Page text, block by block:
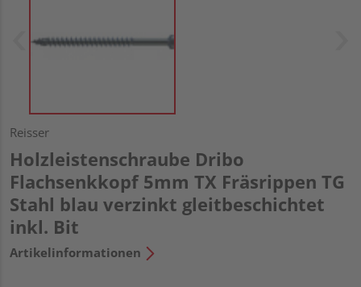
Reisser
Holzleistenschraube Dribo
Flachsenkkopf 5mm TX Fräsrippen TG
Stahl blau verzinkt gleitbeschichtet
inkl. Bit
Artikelinformationen